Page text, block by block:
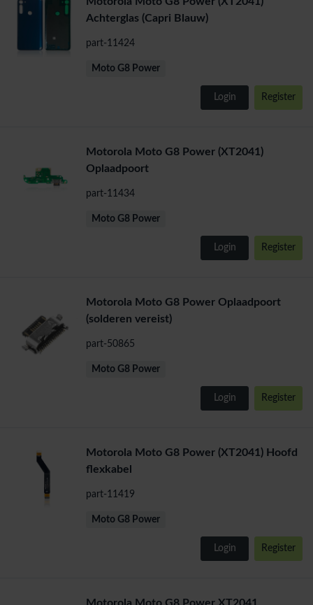
Achterglas (Capri Blauw)
part-11424
Moto G8 Power
Login Register
Motorola Moto G8 Power (XT2041)
Oplaadpoort
part-11434
Moto G8 Power
Login Register
Motorola Moto G8 Power Oplaadpoort
(solderen vereist)
part-50865
Moto G8 Power
Login Register
Motorola Moto G8 Power (XT2041) Hoofd
flexkabel
part-11419
Moto G8 Power
Login Register